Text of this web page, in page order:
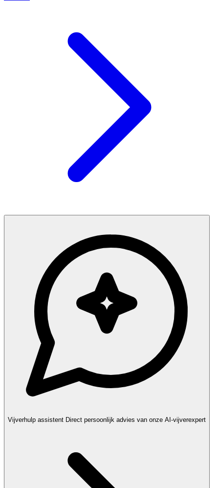
Vijverhulp assistent Direct persoonlijk advies van onze AI-vijverexpert